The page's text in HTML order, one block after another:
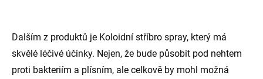
Dalším z produktů je Koloidní stříbro spray, který má
skvělé léčivé účinky. Nejen, že bude působit pod nehtem
proti bakteriím a plísním, ale celkově by mohl možná